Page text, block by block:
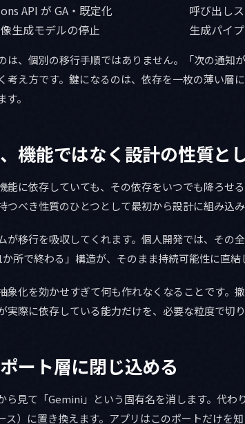
API が GA・既定化
呼び出し
生成モデルの停止 生成パイ
は、個別の移行手順ではありません。「次の通知
考え方です。鍵になるのは、依存を一枚の薄い層
。
機能ではなく設計の性質と
能に依存していても、その依存をいつでも降ろせ
つべき性質のひとつとして最初から設計に組み込み
が移行を吸収してくれます。個人開発では、その
所で終わる」構造が、そのまま持続可能性に直結
象化を効かせすぎて何も作れなくなることです。
実際に依存している能力だけを、必要な粒度で切り
ート層に閉じ込める
ら見て「Gemini」という固有名を消します。代わ
ス）に置き換えます。アプリはこのポートだけを